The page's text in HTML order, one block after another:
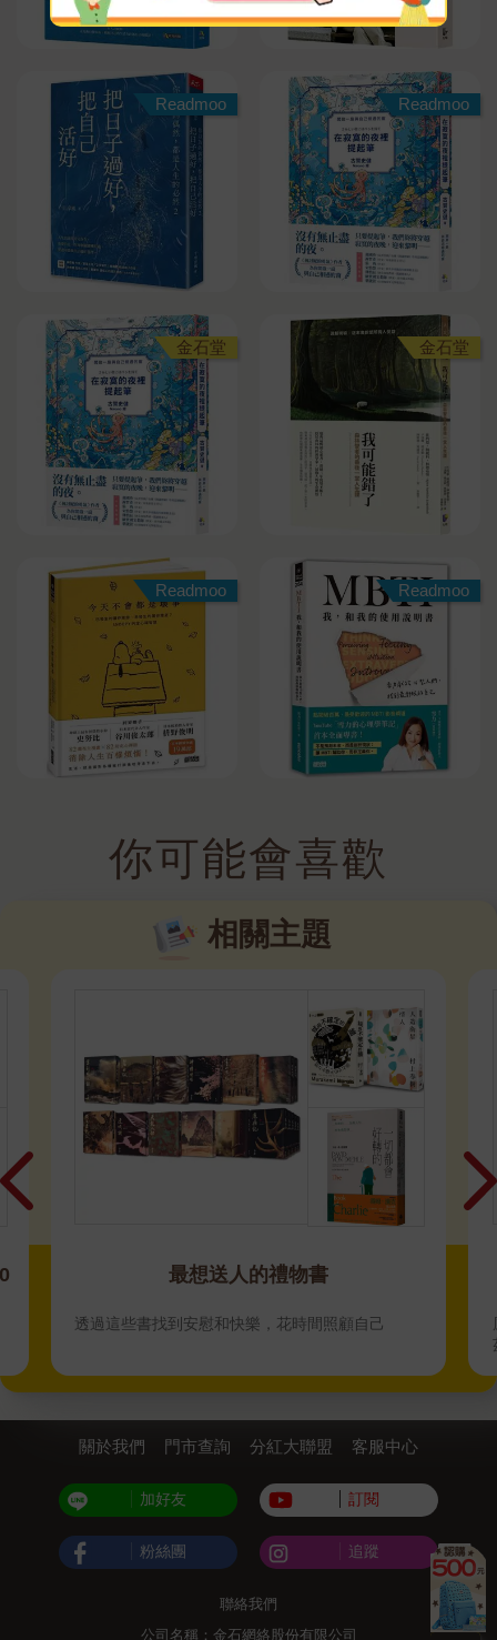
Readmoo Readmoo
金石堂 金石堂
Readmoo Readmoo
你可能會喜歡
相關主題
最想送人的禮物書
透過這些書找到安慰和快樂，花時間照顧自己
關於我們 門市查詢 分紅大聯盟 客服中心
加好友 訂閱
粉絲團 追蹤
聯絡我們
公司名稱：金石網絡股份有限公司